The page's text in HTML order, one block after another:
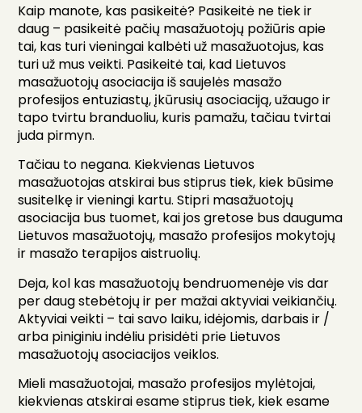
Kaip manote, kas pasikeitė? Pasikeitė ne tiek ir
daug – pasikeitė pačių masažuotojų požiūris apie
tai, kas turi vieningai kalbėti už masažuotojus, kas
turi už mus veikti. Pasikeitė tai, kad Lietuvos
masažuotojų asociacija iš saujelės masažo
profesijos entuziastų, įkūrusių asociaciją, užaugo ir
tapo tvirtu branduoliu, kuris pamažu, tačiau tvirtai
juda pirmyn.
Tačiau to negana. Kiekvienas Lietuvos
masažuotojas atskirai bus stiprus tiek, kiek būsime
susitelkę ir vieningi kartu. Stipri masažuotojų
asociacija bus tuomet, kai jos gretose bus dauguma
Lietuvos masažuotojų, masažo profesijos mokytojų
ir masažo terapijos aistruolių.
Deja, kol kas masažuotojų bendruomenėje vis dar
per daug stebėtojų ir per mažai aktyviai veikiančių.
Aktyviai veikti – tai savo laiku, idėjomis, darbais ir /
arba piniginiu indėliu prisidėti prie Lietuvos
masažuotojų asociacijos veiklos.
Mieli masažuotojai, masažo profesijos mylėtojai,
kiekvienas atskirai esame stiprus tiek, kiek esame